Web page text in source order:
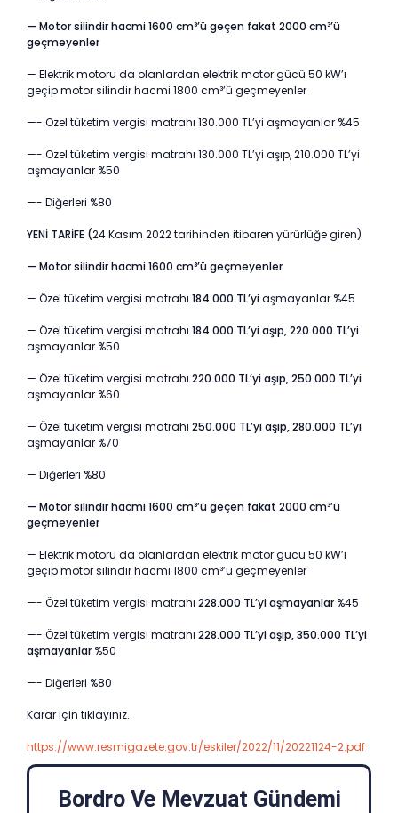
— Motor silindir hacmi 1600 cm³’ü geçen fakat 2000 cm³’ü
geçmeyenler
— Elektrik motoru da olanlardan elektrik motor gücü 50 kW’ı
geçip motor silindir hacmi 1800 cm³’ü geçmeyenler
—- Özel tüketim vergisi matrahı 130.000 TL’yi aşmayanlar %45
—- Özel tüketim vergisi matrahı 130.000 TL’yi aşıp, 210.000 TL’yi
aşmayanlar %50
—- Diğerleri %80
YENİ TARİFE (24 Kasım 2022 tarihinden itibaren yürürlüğe giren)
— Motor silindir hacmi 1600 cm³’ü geçmeyenler
— Özel tüketim vergisi matrahı 184.000 TL’yiaşmayanlar %45
— Özel tüketim vergisi matrahı 184.000 TL’yi aşıp, 220.000 TL’yi
aşmayanlar %50
— Özel tüketim vergisi matrahı 220.000 TL’yi aşıp, 250.000 TL’yi
aşmayanlar %60
— Özel tüketim vergisi matrahı 250.000 TL’yi aşıp, 280.000 TL’yi
aşmayanlar %70
— Diğerleri %80
— Motor silindir hacmi 1600 cm³’ü geçen fakat 2000 cm³’ü
geçmeyenler
— Elektrik motoru da olanlardan elektrik motor gücü 50 kW’ı
geçip motor silindir hacmi 1800 cm³’ü geçmeyenler
—- Özel tüketim vergisi matrahı 228.000 TL’yi aşmayanlar %45
—- Özel tüketim vergisi matrahı 228.000 TL’yi aşıp, 350.000 TL’yi
aşmayanlar %50
—- Diğerleri %80
Karar için tıklayınız.
https://www.resmigazete.gov.tr/eskiler/2022/11/20221124-2.pdf
Bordro Ve Mevzuat Gündemi